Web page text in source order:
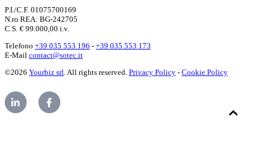
P.I./C.F. 01075700169
N.ro REA: BG-242705
C.S. € 99.000,00 i.v.
Telefono +39 035 553 196 - +39 035 553 173
E-Mail contact@sotec.it
©2026 Yourbiz srl. All rights reserved. Privacy Policy - Cookie Policy